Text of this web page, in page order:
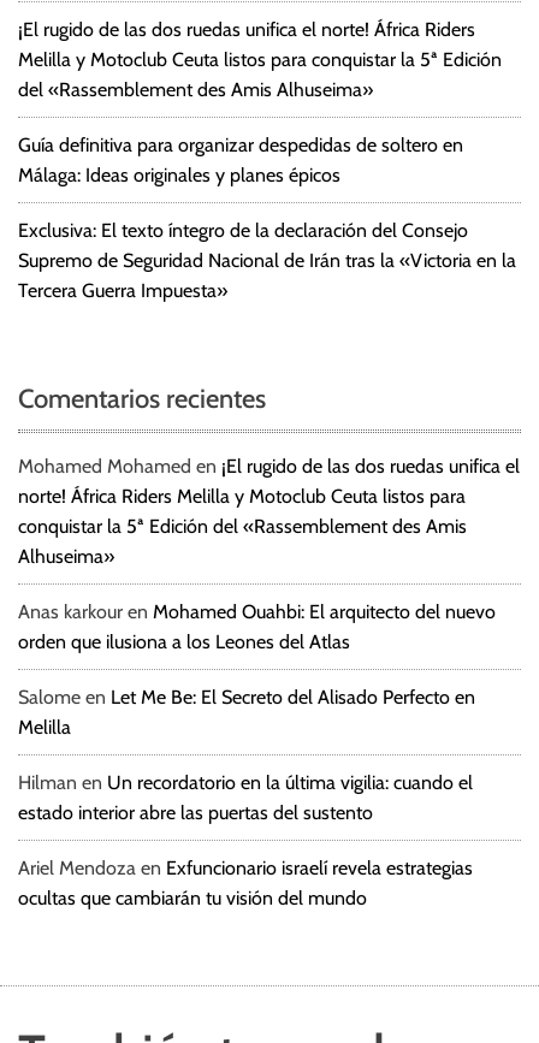
¡El rugido de las dos ruedas unifica el norte! África Riders
Melilla y Motoclub Ceuta listos para conquistar la 5ª Edición
del «Rassemblement des Amis Alhuseima»
Guía definitiva para organizar despedidas de soltero en
Málaga: Ideas originales y planes épicos
Exclusiva: El texto íntegro de la declaración del Consejo
Supremo de Seguridad Nacional de Irán tras la «Victoria en la
Tercera Guerra Impuesta»
Comentarios recientes
Mohamed Mohamed en ¡El rugido de las dos ruedas unifica el
norte! África Riders Melilla y Motoclub Ceuta listos para
conquistar la 5ª Edición del «Rassemblement des Amis
Alhuseima»
Anas karkour en Mohamed Ouahbi: El arquitecto del nuevo
orden que ilusiona a los Leones del Atlas
Salome en Let Me Be: El Secreto del Alisado Perfecto en
Melilla
Hilman en Un recordatorio en la última vigilia: cuando el
estado interior abre las puertas del sustento
Ariel Mendoza en Exfuncionario israelí revela estrategias
ocultas que cambiarán tu visión del mundo